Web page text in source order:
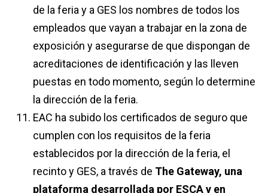
de la feria y a GES los nombres de todos los
empleados que vayan a trabajar en la zona de
exposición y asegurarse de que dispongan de
acreditaciones de identificación y las lleven
puestas en todo momento, según lo determine
la dirección de la feria.
EAC ha subido los certificados de seguro que
cumplen con los requisitos de la feria
establecidos por la dirección de la feria, el
recinto y GES, a través de The Gateway, una
plataforma desarrollada por ESCA y en